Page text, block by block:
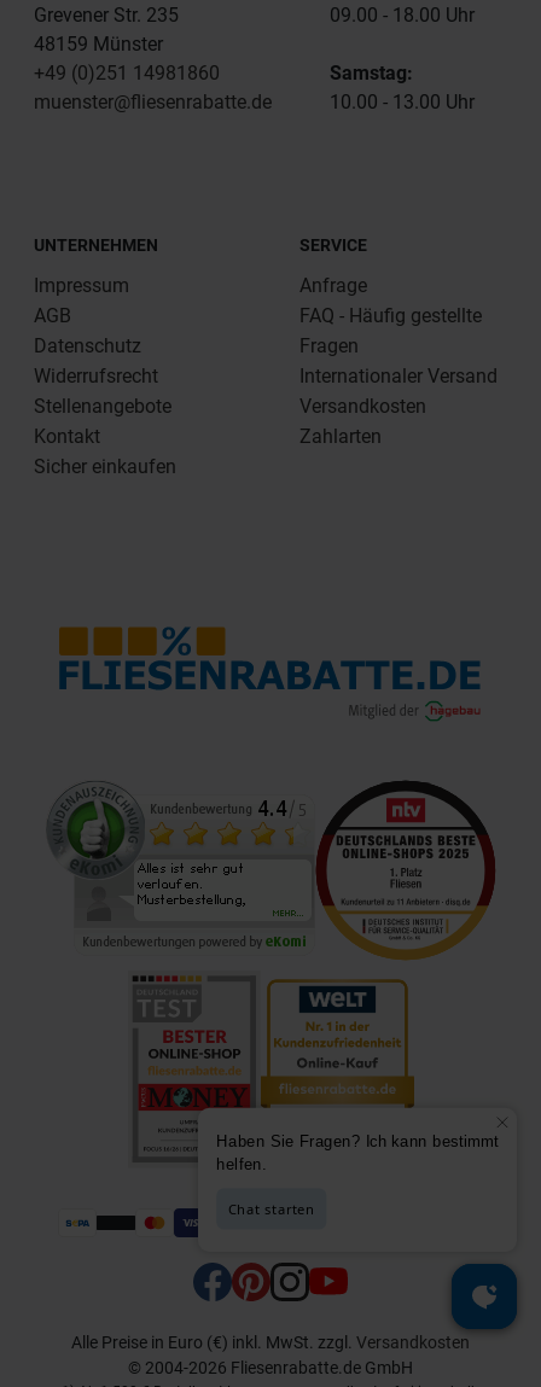
Grevener Str. 235
48159 Münster
+49 (0)251 14981860
muenster@fliesenrabatte.de
09.00 - 18.00 Uhr
Samstag:
10.00 - 13.00 Uhr
UNTERNEHMEN
Impressum
AGB
Datenschutz
Widerrufsrecht
Stellenangebote
Kontakt
Sicher einkaufen
SERVICE
Anfrage
FAQ - Häufig gestellte
Fragen
Internationaler Versand
Versandkosten
Zahlarten
Alle Preise in Euro (€) inkl. MwSt. zzgl. Versandkosten
© 2004-2026 Fliesenrabatte.de GmbH